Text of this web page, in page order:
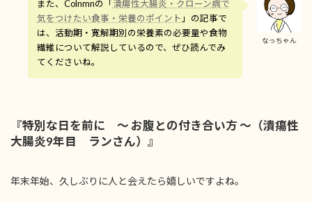
なっちゃん
また、Colnmnの「 潰瘍性大腸炎・クローン病で
気をつけたい食事・栄養のポイント 」の記事で
は、活動期・寛解期別の栄養素の必要量や食物
繊維について解説しているので、ぜひ読んでみ
てくださいね。
『特別な日を前に ～ お腹との付き合い方 ～（潰瘍性
大腸炎9年目 ランさん）』
年末年始、久しぶりに人と会えたら嬉しいですよね。